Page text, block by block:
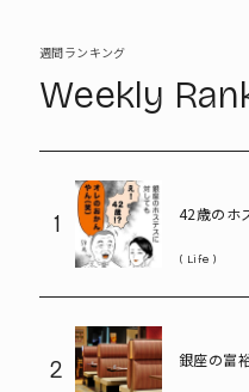
週間ランキング
Weekly
1
42歳のホ
Life
2
銀座の富